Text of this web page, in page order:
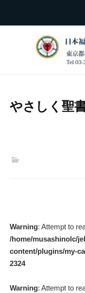
やさしく聖
navigation
Warning: Attempt to
/home/musashinolc/
content/plugins/my-
2324
Warning: Attempt to